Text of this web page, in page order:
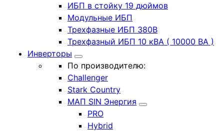
ИБП в стойку 19 дюймов
Модульные ИБП
Трехфазные ИБП 380В
Трехфазный ИБП 10 кВА ( 10000 ВА )
Инверторы
По производителю:
Challenger
Stark Country
МАП SIN Энергия
PRO
Hybrid